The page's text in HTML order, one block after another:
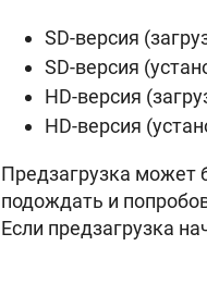
SD-версия
SD-версия
HD-версия
HD-версия
Предзагрузка может
подождать и
Если предзагрузка